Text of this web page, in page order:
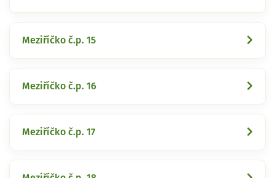
Meziříčko č.p. 15
Meziříčko č.p. 16
Meziříčko č.p. 17